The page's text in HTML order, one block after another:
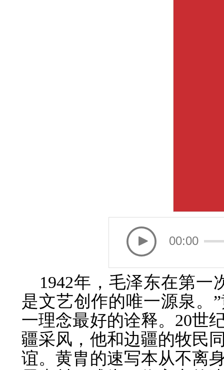
00:00
1942年，毛泽东在第一
是文艺创作的唯一源泉。
一理念最好的诠释。20世
疆采风，他和边疆的牧民
谊。黄胄的速写本从不离